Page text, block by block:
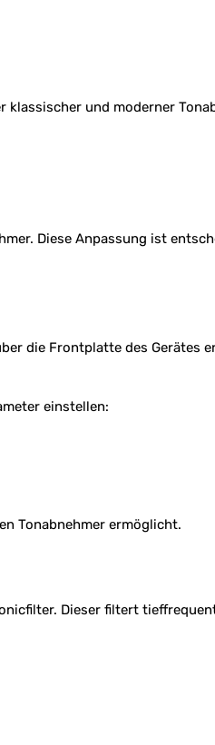
und moderner
Diese Anpassung ist
die Frontplatte des Gerätes
einstellen:
Tonabnehmer ermöglicht.
Dieser filtert